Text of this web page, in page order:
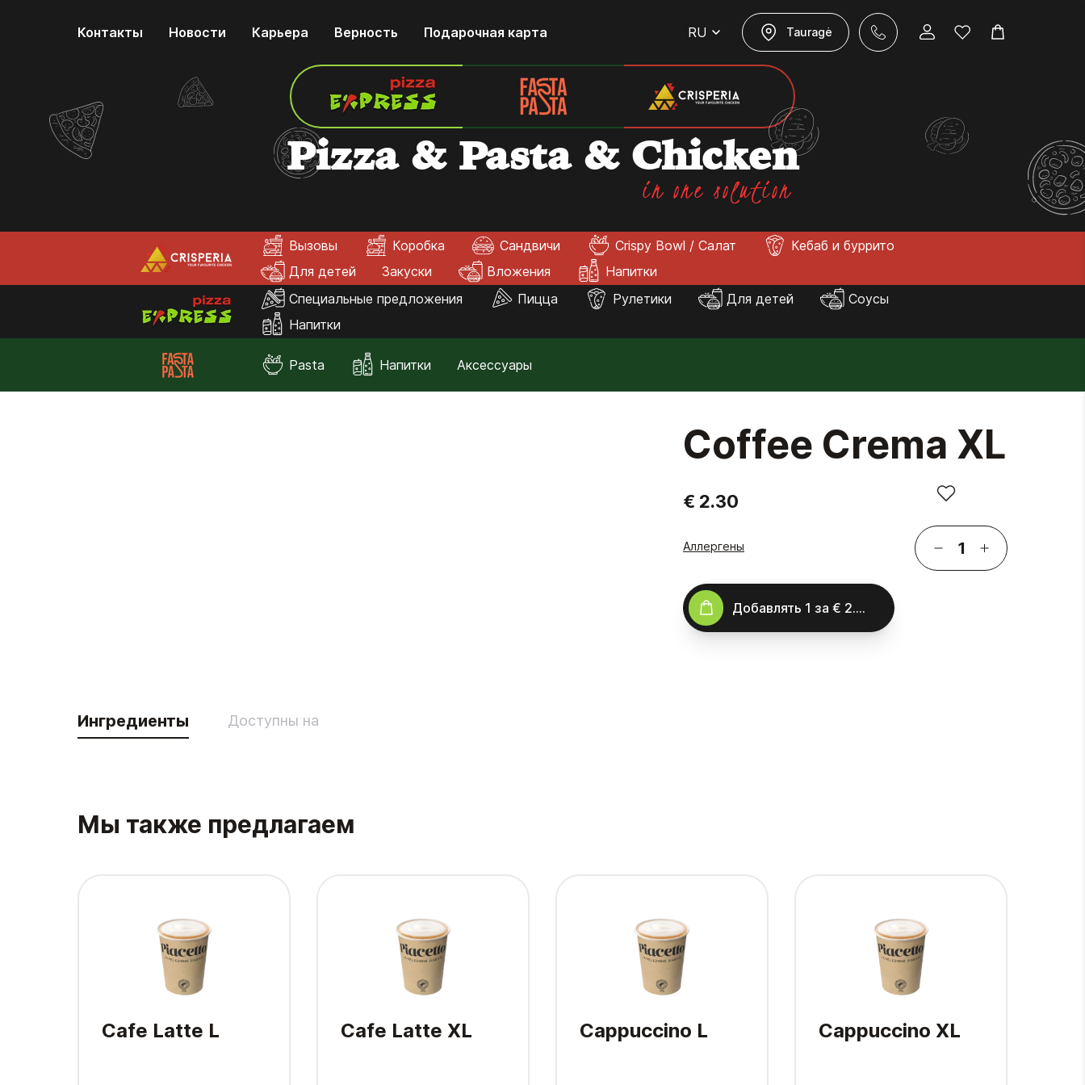
Контакты Новости Карьера Верность Подарочная карта RU Tauragė
Pizza & Pasta & Chicken
in one solution
Вызовы Коробка Сандвичи Crispy Bowl / Салат
Кебаб и буррито
Для детей
Закуски Вложения
Напитки
Специальные предложения
Пицца Рулетики Для детей
Соусы
Напитки
Pasta Напитки Аксессуары
Coffee Crema XL
€ 2.30
Аллергены
Добавлять 1 за € 2.30
Ингредиенты Доступны на
Мы также предлагаем
Cafe Latte L Cafe Latte XL Cappuccino L Cappuccino XL